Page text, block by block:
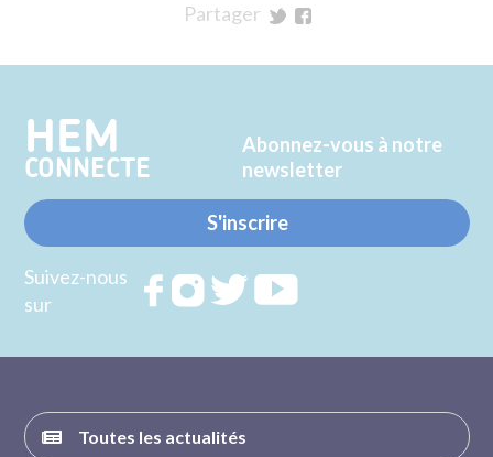
Partager
Twitter
Facebook
HEM
CONNECTE
Abonnez-vous à notre
newsletter
S'inscrire
Suivez-nous
sur
RejoignezRejoignezRejoignez
Toutes les actualités